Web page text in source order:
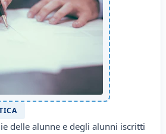
delle alunne e degli alunni iscritti